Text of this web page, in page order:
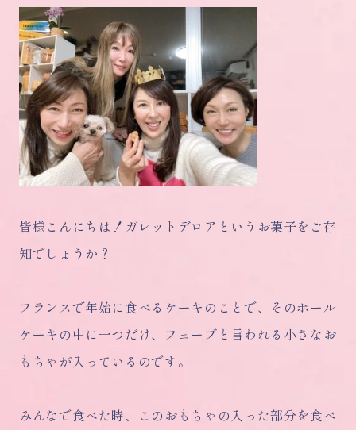
皆様こんにちは！ガレットデロアというお菓子をご存
知でしょうか？
フランスで年始に食べるケーキのことで、そのホール
ケーキの中に一つだけ、フェーブと言われる小さなお
もちゃが入っているのです。
みんなで食べた時、このおもちゃの入った部分を食べ